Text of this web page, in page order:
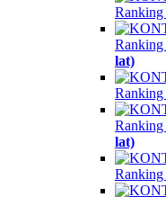
Ranking
Ranking
lat)
Ranking
Ranking
lat)
Ranking